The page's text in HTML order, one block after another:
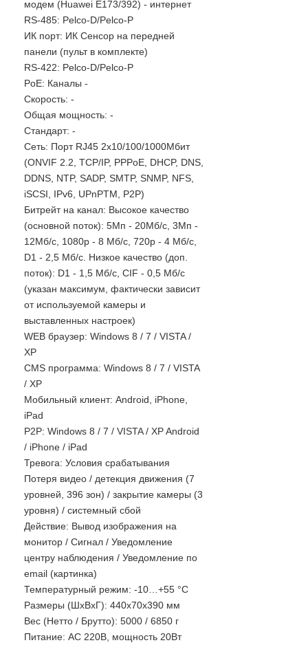
модем (Huawei E173/392) - интернет
RS-485: Pelco-D/Pelco-P
ИК порт: ИК Сенсор на передней
панели (пульт в комплекте)
RS-422: Pelco-D/Pelco-P
PoE: Каналы -
Скорость: -
Общая мощность: -
Стандарт: -
Сеть: Порт RJ45 2х10/100/1000Мбит
(ONVIF 2.2, TCP/IP, PPPoE, DHCP, DNS,
DDNS, NTP, SADP, SMTP, SNMP, NFS,
iSCSI, IPv6, UPnPTM, P2P)
Битрейт на канал: Высокое качество
(основной поток): 5Мп - 20Мб/с, 3Мп -
12Мб/с, 1080p - 8 Мб/с, 720p - 4 Мб/с,
D1 - 2,5 Мб/с. Низкое качество (доп.
поток): D1 - 1,5 Мб/с, CIF - 0,5 Мб/с
(указан максимум, фактически зависит
от используемой камеры и
выставленных настроек)
WEB браузер: Windows 8 / 7 / VISTA /
XP
CMS программа: Windows 8 / 7 / VISTA
/ XP
Мобильный клиент: Android, iPhone,
iPad
P2P: Windows 8 / 7 / VISTA / XP Android
/ iPhone / iPad
Тревога: Условия срабатывания
Потеря видео / детекция движения (7
уровней, 396 зон) / закрытие камеры (3
уровня) / системный сбой
Действие: Вывод изображения на
монитор / Сигнал / Уведомление
центру наблюдения / Уведомление по
email (картинка)
Температурный режим: -10…+55 °С
Размеры (ШxВxГ): 440x70x390 мм
Вес (Нетто / Брутто): 5000 / 6850 г
Питание: AC 220В, мощность 20Вт